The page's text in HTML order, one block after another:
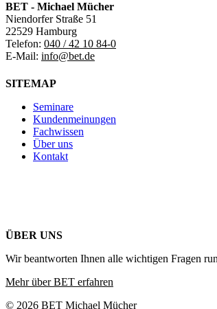
BET - Michael Mücher
Niendorfer Straße 51
22529 Hamburg
Telefon: 040 / 42 10 84-0
E-Mail: info@bet.de
SITEMAP
Seminare
Kundenmeinungen
Fachwissen
Über uns
Kontakt
ÜBER UNS
Wir beantworten Ihnen alle wichtigen Fragen
Mehr über BET erfahren
© 2026 BET Michael Mücher